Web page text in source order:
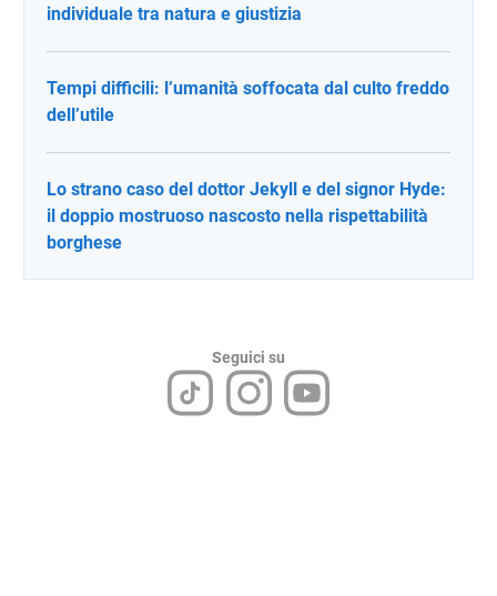
individuale tra natura e giustizia
Tempi difficili: l’umanità soffocata dal culto freddo
dell’utile
Lo strano caso del dottor Jekyll e del signor Hyde:
il doppio mostruoso nascosto nella rispettabilità
borghese
Seguici su